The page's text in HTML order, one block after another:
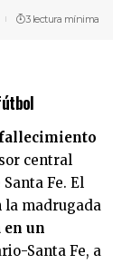
3 lectura mínima
central
Fe. El
la madrugada
en un
Santa Fe, a